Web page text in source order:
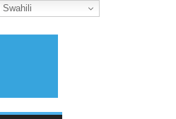
Swahili